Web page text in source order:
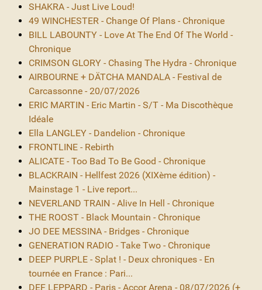
SHAKRA - Just Live Loud!
49 WINCHESTER - Change Of Plans - Chronique
BILL LABOUNTY - Love At The End Of The World -
Chronique
CRIMSON GLORY - Chasing The Hydra - Chronique
AIRBOURNE + DÄTCHA MANDALA - Festival de
Carcassonne - 20/07/2026
ERIC MARTIN - Eric Martin - S/T - Ma Discothèque
Idéale
Ella LANGLEY - Dandelion - Chronique
FRONTLINE - Rebirth
ALICATE - Too Bad To Be Good - Chronique
BLACKRAIN - Hellfest 2026 (XIXème édition) -
Mainstage 1 - Live report...
NEVERLAND TRAIN - Alive In Hell - Chronique
THE ROOST - Black Mountain - Chronique
JO DEE MESSINA - Bridges - Chronique
GENERATION RADIO - Take Two - Chronique
DEEP PURPLE - Splat ! - Deux chroniques - En
tournée en France : Pari...
DEF LEPPARD - Paris - Accor Arena - 08/07/2026 (+